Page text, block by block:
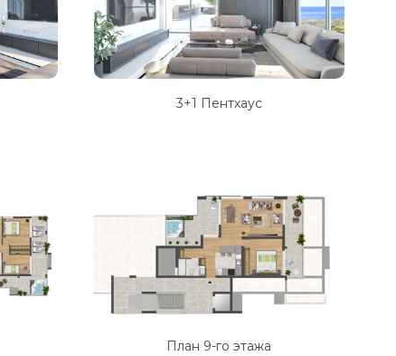
3+1 Пентхаус
План 9-го этажа